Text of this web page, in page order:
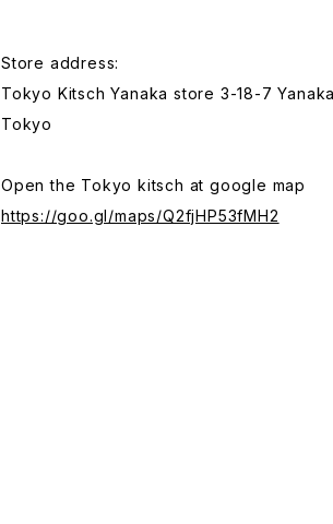
Store address:
Tokyo Kitsch Yanaka store 3-18-7
Tokyo
Open the Tokyo kitsch at google map
https://goo.gl/maps/Q2fjHP53fMH2